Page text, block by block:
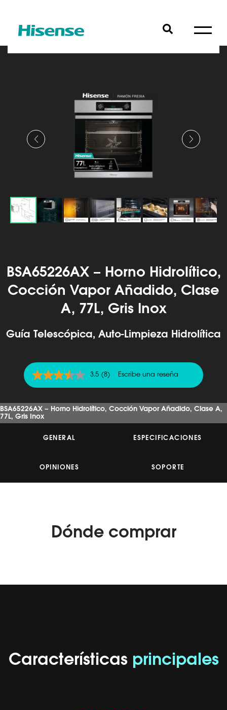
BSA65226AX – Horno Hidrolítico,
Cocción Vapor Añadido, Clase
A, 77L, Gris Inox
Guía Telescópica, Auto-Limpieza Hidrolítica
3.5
de
estrellas,
valor
medio
valoración.
Enlace
la
3.5 (8) Escribe una reseña
BSA65226AX – Horno Hidrolítico, Cocción Vapor Añadido, Clase A,
77L, Gris Inox
GENERAL ESPECIFICACIONES
OPINIONES SOPORTE
Dónde comprar
Características principales